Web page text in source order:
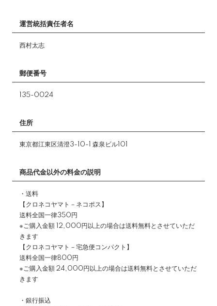
運営統括責任者名
西村太志
郵便番号
135-0024
住所
東京都江東区清澄3-10-1 森泉ビル101
商品代金以外の料金の説明
・送料
【クロネコヤマト－ネコポス】
送料全国一律350円
※ご購入金額 12,000円以上の場合は送料無料とさせていただ
きます
【クロネコヤマト－宅急便コンパクト】
送料全国一律800円
※ご購入金額 24,000円以上の場合は送料無料とさせていただ
きます
・銀行振込